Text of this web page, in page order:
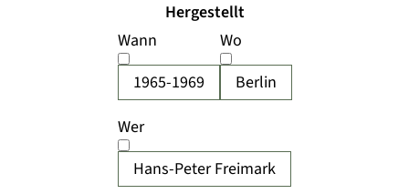
Hergestellt
Wann
1965-1969
Wo
Berlin
Wer
Hans-Peter Freimark